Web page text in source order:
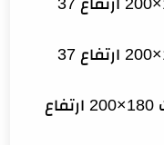
سعر مرتبة الدورا نيرفانا 100×200 ارتفاع 37
سعر مرتبة الدورا نيرفانا 150×200 ارتفاع 37
سعر مرتبة الدورا رافا بوكيت 180×200 ارتفاع